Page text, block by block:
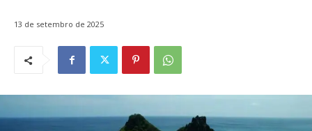
13 de setembro de 2025